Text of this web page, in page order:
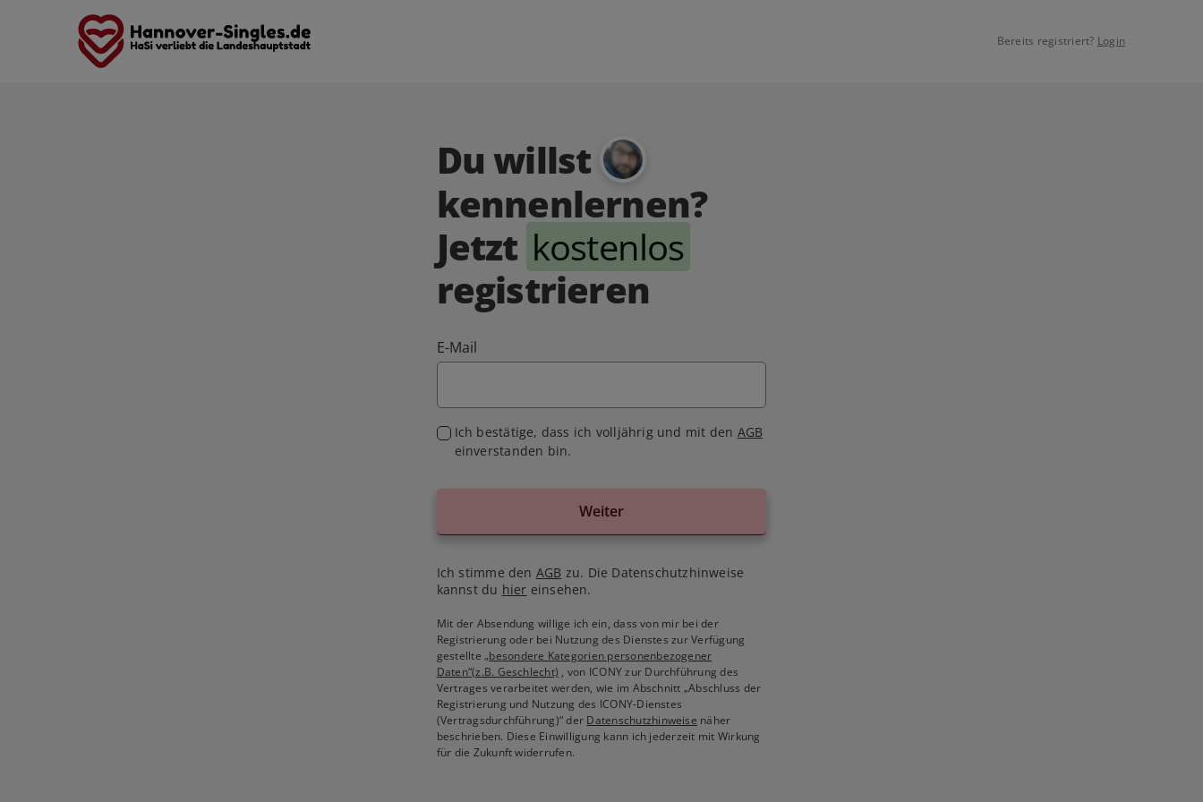
Bereits registriert? Login
Du willst
kennenlernen?
Jetzt kostenlos
registrieren
E-Mail
Ich bestätige, dass ich volljährig und mit den AGB
einverstanden bin.
Weiter
Ich stimme den AGB zu. Die Datenschutzhinweise
kannst du hier einsehen.
Mit der Absendung willige ich ein, dass von mir bei der
Registrierung oder bei Nutzung des Dienstes zur Verfügung
gestellte„besondere Kategorien personenbezogener
Daten“(z.B. Geschlecht) , von ICONY zur Durchführung des
Vertrages verarbeitet werden, wie im Abschnitt „Abschluss der
Registrierung und Nutzung des ICONY-Dienstes
(Vertragsdurchführung)“ der Datenschutzhinweise näher
beschrieben. Diese Einwilligung kann ich jederzeit mit Wirkung
für die Zukunft widerrufen.